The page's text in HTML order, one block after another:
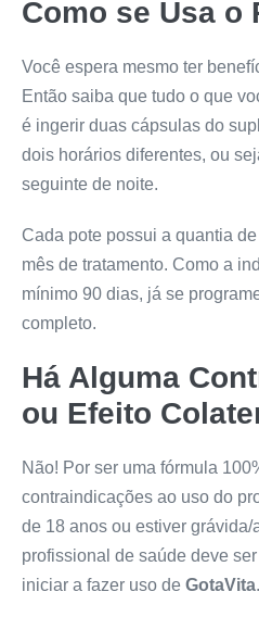
Como se Usa o
Você espera mesmo ter
Então saiba que tudo o que
é ingerir duas cápsulas do
dois horários diferentes, ou
seguinte de noite.
Cada pote possui a quantia
mês de tratamento. Como a
mínimo 90 dias, já se
completo.
Há Alguma
ou Efeito
Não! Por ser uma fórmula
contraindicações ao uso do
de 18 anos ou estiver grávida/
profissional de saúde deve
iniciar a fazer uso de GotaVita.